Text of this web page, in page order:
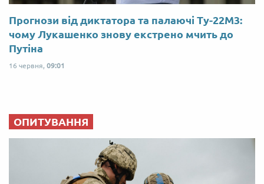
Прогнози від диктатора та палаючі Ту-22М3:
чому Лукашенко знову екстрено мчить до
Путіна
16 червня, 09:01
ОПИТУВАННЯ